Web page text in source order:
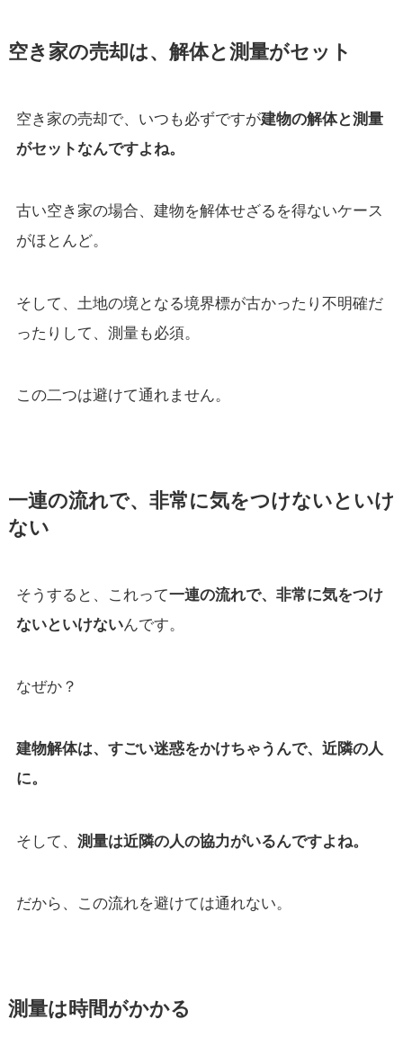
空き家の売却は、解体と測量がセット
空き家の売却で、いつも必ずですが建物の解体と測量
がセットなんですよね。
古い空き家の場合、建物を解体せざるを得ないケース
がほとんど。
そして、土地の境となる境界標が古かったり不明確だ
ったりして、測量も必須。
この二つは避けて通れません。
一連の流れで、非常に気をつけないといけ
ない
そうすると、これって一連の流れで、非常に気をつけ
ないといけないんです。
なぜか？
建物解体は、すごい迷惑をかけちゃうんで、近隣の人
に。
そして、 測量は近隣の人の協力がいるんですよね。
だから、この流れを避けては通れない。
測量は時間がかかる